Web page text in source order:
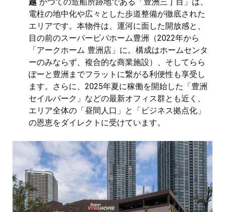
電柱の地中化や広々とした歩道整備が徹底された
エリアです。本物件は、運河に面した開放感と、
目の前のスーパービバホーム豊洲（2022年から
「アークホーム 豊洲店」に。構成はホームセンタ
ーのみならず、複合的な商業施設）、そしてらら
ぽーと豊洲までフラットに繋がる利便性も享受し
ます。さらに、2025年夏に稼働を開始した「豊洲
セイルパーク」などの最新オフィス群とも近く、
エリア全体の「昼間人口」と「ビジネス拠点化」
の恩恵をダイレクトに受けています。